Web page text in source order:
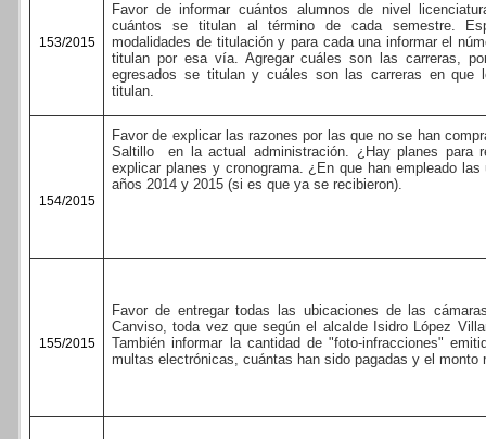
153/2015
Favor de informar cuántos alumnos de nivel
cuántos se titulan al término de cada semestre.
modalidades de titulación y para cada una informar el
titulan por esa vía. Agregar cuáles son las carreras,
egresados se titulan y cuáles son las carreras en que
titulan.
154/2015
Favor de explicar las razones por las que no se han
Saltillo
en la actual administración. ¿Hay planes para
explicar planes y cronograma. ¿En que han empleado
años 2014 y 2015 (si es que ya se recibieron).
155/2015
Favor de entregar todas las ubicaciones de las
Canviso, toda vez que según el alcalde Isidro López
También informar la cantidad de "foto-infracciones"
multas electrónicas, cuántas han sido pagadas y el monto